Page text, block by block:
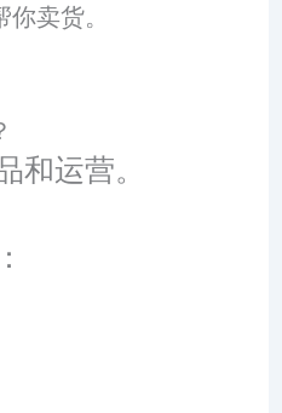
卖货。
和运营。